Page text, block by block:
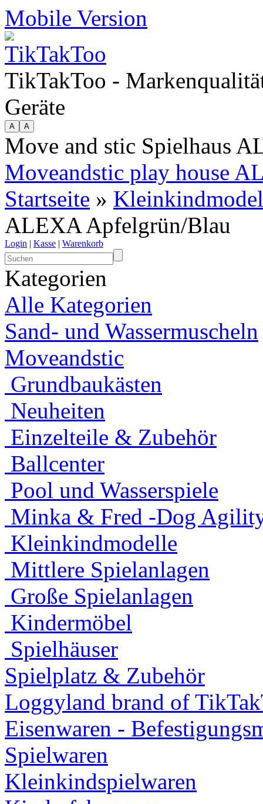
Mobile Version
TikTakToo -
Geräte
Move and stic Spielhaus
Moveandstic play house
Startseite »
ALEXA Apfelgrün/Blau
Login | Kasse | Warenkorb
Kategorien
Alle Kategorien
Sand- und Wassermuscheln
Moveandstic
Grundbaukästen
Neuheiten
Einzelteile & Zubehör
Ballcenter
Pool und Wasserspiele
Minka & Fred -Dog
Kleinkindmodelle
Mittlere Spielanlagen
Große Spielanlagen
Kindermöbel
Spielhäuser
Spielplatz & Zubehör
Loggyland brand of
Eisenwaren -
Spielwaren
Kleinkindspielwaren